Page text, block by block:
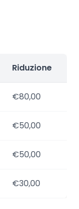
Riduzione
€80,00
€50,00
€50,00
€30,00